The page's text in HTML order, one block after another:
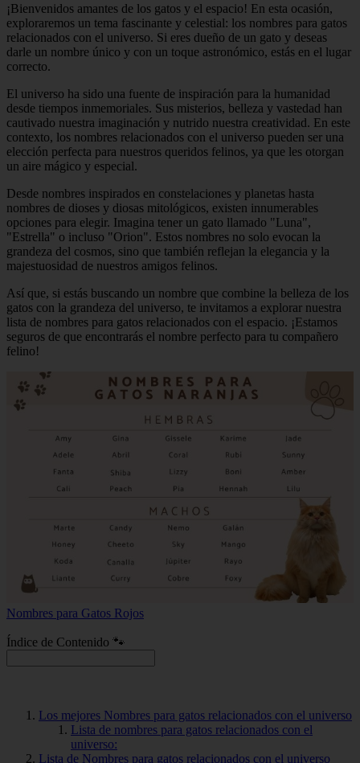
¡Bienvenidos amantes de los gatos y el espacio! En esta ocasión,
exploraremos un tema fascinante y celestial: los nombres para gatos
relacionados con el universo. Si eres dueño de un gato y deseas
darle un nombre único y con un toque astronómico, estás en el lugar
correcto.
El universo ha sido una fuente de inspiración para la humanidad
desde tiempos inmemoriales. Sus misterios, belleza y vastedad han
cautivado nuestra imaginación y nutrido nuestra creatividad. En este
contexto, los nombres relacionados con el universo pueden ser una
elección perfecta para nuestros queridos felinos, ya que les otorgan
un aire mágico y especial.
Desde nombres inspirados en constelaciones y planetas hasta
nombres de dioses y diosas mitológicos, existen innumerables
opciones para elegir. Imagina tener un gato llamado "Luna",
"Estrella" o incluso "Orion". Estos nombres no solo evocan la
grandeza del cosmos, sino que también reflejan la elegancia y la
majestuosidad de nuestros amigos felinos.
Así que, si estás buscando un nombre que combine la belleza de los
gatos con la grandeza del universo, te invitamos a explorar nuestra
lista de nombres para gatos relacionados con el espacio. ¡Estamos
seguros de que encontrarás el nombre perfecto para tu compañero
felino!
Nombres para Gatos Rojos
Índice de Contenido 🐾
Los mejores Nombres para gatos relacionados con el universo
Lista de nombres para gatos relacionados con el
universo:
Lista de Nombres para gatos relacionados con el universo